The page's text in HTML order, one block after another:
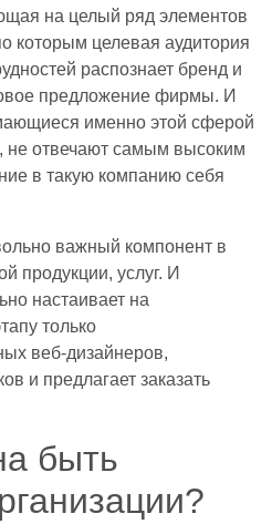
на целый ряд элементов
которым целевая аудитория
распознает бренд и
предложение фирмы. И
именно этой сферой
не отвечают самым высоким
в такую компанию себя
важный компонент в
продукции, услуг. И
настаивает на
только
веб-дизайнеров,
и предлагает заказать
быть